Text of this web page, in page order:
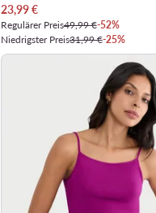
Aktueller Preis
23,99€
Regulärer Preis49,99 €-52%
Niedrigster Preis31,99 €-25%